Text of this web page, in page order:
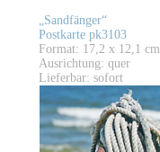
„Sandfänger“
Postkarte pk3103
Format: 17,2 x 12,1 cm
Ausrichtung: quer
Lieferbar: sofort